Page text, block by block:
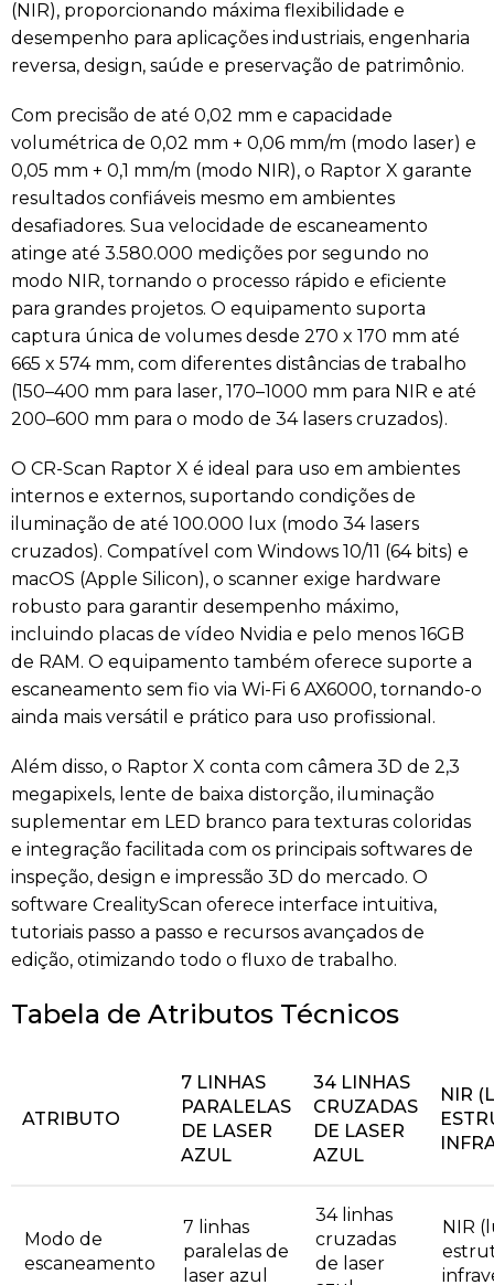
(NIR), proporcionando máxima flexibilidade e
desempenho para aplicações industriais, engenharia
reversa, design, saúde e preservação de patrimônio.
Com precisão de até 0,02 mm e capacidade
volumétrica de 0,02 mm + 0,06 mm/m (modo laser) e
0,05 mm + 0,1 mm/m (modo NIR), o Raptor X garante
resultados confiáveis mesmo em ambientes
desafiadores. Sua velocidade de escaneamento
atinge até 3.580.000 medições por segundo no
modo NIR, tornando o processo rápido e eficiente
para grandes projetos. O equipamento suporta
captura única de volumes desde 270 x 170 mm até
665 x 574 mm, com diferentes distâncias de trabalho
(150–400 mm para laser, 170–1000 mm para NIR e até
200–600 mm para o modo de 34 lasers cruzados).
O CR-Scan Raptor X é ideal para uso em ambientes
internos e externos, suportando condições de
iluminação de até 100.000 lux (modo 34 lasers
cruzados). Compatível com Windows 10/11 (64 bits) e
macOS (Apple Silicon), o scanner exige hardware
robusto para garantir desempenho máximo,
incluindo placas de vídeo Nvidia e pelo menos 16GB
de RAM. O equipamento também oferece suporte a
escaneamento sem fio via Wi-Fi 6 AX6000, tornando-o
ainda mais versátil e prático para uso profissional.
Além disso, o Raptor X conta com câmera 3D de 2,3
megapixels, lente de baixa distorção, iluminação
suplementar em LED branco para texturas coloridas
e integração facilitada com os principais softwares de
inspeção, design e impressão 3D do mercado. O
software CrealityScan oferece interface intuitiva,
tutoriais passo a passo e recursos avançados de
edição, otimizando todo o fluxo de trabalho.
Tabela de Atributos Técnicos
ATRIBUTO
7 LINHAS
PARALELAS
DE LASER
AZUL
34 LINHAS
CRUZADAS
DE LASER
AZUL
NIR
Modo de
escaneamento
7 linhas
paralelas de
laser azul
34 linhas
cruzadas
de laser
NIR